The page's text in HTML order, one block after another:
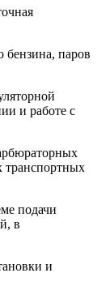
бензина, паров
и работе с
транспортных
подачи
в
и